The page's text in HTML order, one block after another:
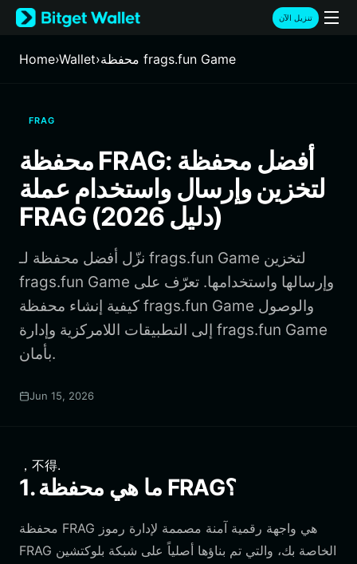
English
日本語
Русский
Italiano
Deutsch
简体中文
繁體中文
Português (Portugal)
ภาษาไทย
हिन्दी
Español
Português (Brasil)
Español (Argentina)
تنزيل الآن
Home›Wallet› محفظة frags.fun Game
FRAG
محفظة FRAG: أفضل محفظة
لتخزين وإرسال واستخدام عملة
FRAG (دليل 2026)
نزّل أفضل محفظة لـ frags.fun Game لتخزين
frags.fun Game وإرسالها واستخدامها. تعرّف على
كيفية إنشاء محفظة frags.fun Game والوصول
إلى التطبيقات اللامركزية وإدارة frags.fun Game
بأمان.
Jun 15, 2026
，不得.
1. ما هي محفظة FRAG؟
محفظة FRAG هي واجهة رقمية آمنة مصممة لإدارة رموز
FRAG الخاصة بك، والتي تم بناؤها أصلياً على شبكة بلوكتشين